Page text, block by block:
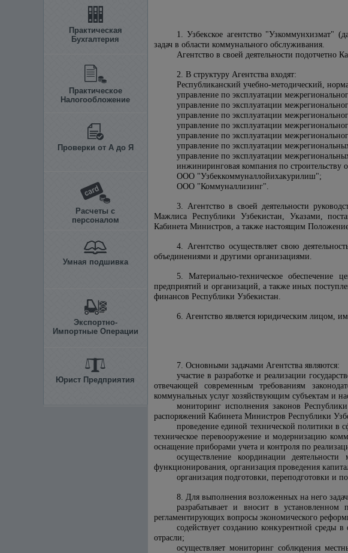
Практическая
Бухгалтерия
Практическое
Налогообложение
Проверки от А до Я
Расчеты с
персоналом
Умная подшивка
Экспортно-
Импортные Операции
Юрист Предприятия
1. Узбекское агентство "Узкоммунхизмат"
задач в области коммунального обслуживания.
Агентство в своей деятельности подотчетно
2. В структуру Агентства входят:
Республиканский учебно-методический,
управление по эксплуатации
управление по эксплуатации
управление по эксплуатации
управление по эксплуатации
управление по эксплуатации
управление по эксплуатации
управление по эксплуатации
инжиниринговая компания по строительству
ООО "Узбеккоммуналлойихакурилиш";
ООО "Коммуналлизинг".
3. Агентство в своей деятельности
Мажлиса Республики Узбекистан, Указами,
Кабинета Министров, а также настоящим
4. Агентство осуществляет свою
объединениями и другими организациями.
5. Материально-техническое обеспечение
предприятий и организаций, а также иных
финансов Республики Узбекистан.
6. Агентство является юридическим лицом,
7. Основными задачами Агентства являются:
участие в разработке и реализации
отвечающей современным требованиям
коммунальных услуг хозяйствующим субъектам и
мониторинг исполнения законов
распоряжений Кабинета Министров Республики
проведение единой технической политики в
техническое перевооружение и модернизацию
оснащение приборами учета и контроля по
осуществление координации
функционирования, организация проведения
организация подготовки, переподготовки и
8. Для выполнения возложенных на него
разрабатывает и вносит в
регламентирующих вопросы экономического
содействует созданию конкурентной среды
отрасли;
осуществляет мониторинг соблюдения